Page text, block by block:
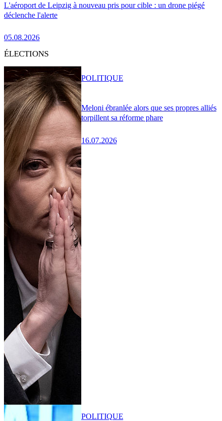
L'aéroport de Leipzig à nouveau pris pour cible : un drone piégé
déclenche l'alerte
05.08.2026
ÉLECTIONS
Meloni ébranlée alors que ses propres alliés
torpillent sa réforme phare
16.07.2026
POLITIQUE
POLITIQUE